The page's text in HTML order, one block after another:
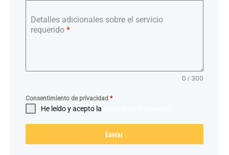
Detalles adicionales sobre el servicio
requerido *
0 / 300
Consentimiento de privacidad *
He leído y acepto la
Enviar